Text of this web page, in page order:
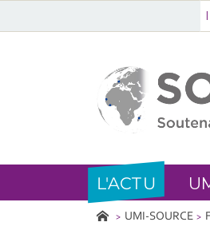
L'ACTU
UMI-SOURCE